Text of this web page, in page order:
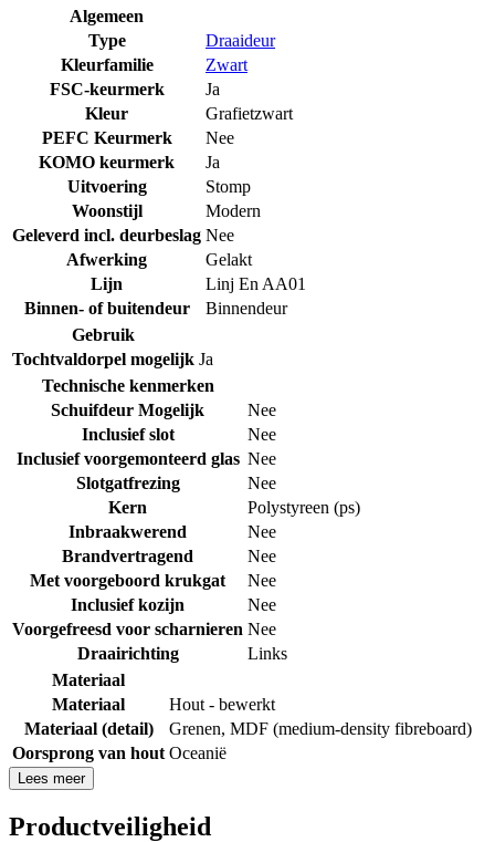
Algemeen
Type
Draaideur
Kleurfamilie
Zwart
FSC-keurmerk
Ja
Kleur
Grafietzwart
PEFC Keurmerk
Nee
KOMO keurmerk
Ja
Uitvoering
Stomp
Woonstijl
Modern
Geleverd incl. deurbeslag Nee
Afwerking
Gelakt
Lijn
Linj En AA01
Binnen- of buitendeur
Binnendeur
Gebruik
Tochtvaldorpel mogelijk Ja
Technische kenmerken
Schuifdeur Mogelijk
Nee
Inclusief slot
Nee
Inclusief voorgemonteerd glas Nee
Slotgatfrezing
Nee
Kern
Polystyreen (ps)
Inbraakwerend
Nee
Brandvertragend
Nee
Met voorgeboord krukgat
Nee
Inclusief kozijn
Nee
Voorgefreesd voor scharnieren Nee
Draairichting
Links
Materiaal
Materiaal
Hout - bewerkt
Materiaal (detail)
Grenen, MDF (medium-density fibreboard)
Oorsprong van hout Oceanië
Lees meer
Productveiligheid